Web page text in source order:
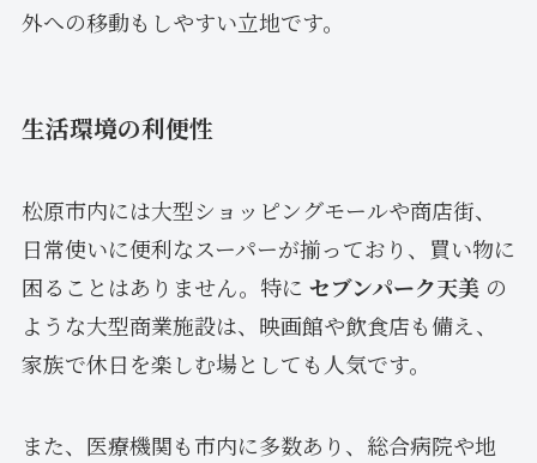
外への移動もしやすい立地です。
生活環境の利便性
松原市内には大型ショッピングモールや商店街、
日常使いに便利なスーパーが揃っており、買い物に
困ることはありません。特に セブンパーク天美の
ような大型商業施設は、映画館や飲食店も備え、
家族で休日を楽しむ場としても人気です。
また、医療機関も市内に多数あり、総合病院や地